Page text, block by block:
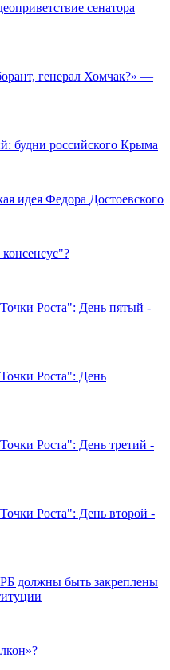
сенатора
генерал Хомчак?» —
будни российского Крыма
идея Федора Достоевского
Роста": День пятый -
Роста": День
Роста": День третий -
Роста": День второй -
должны быть закреплены